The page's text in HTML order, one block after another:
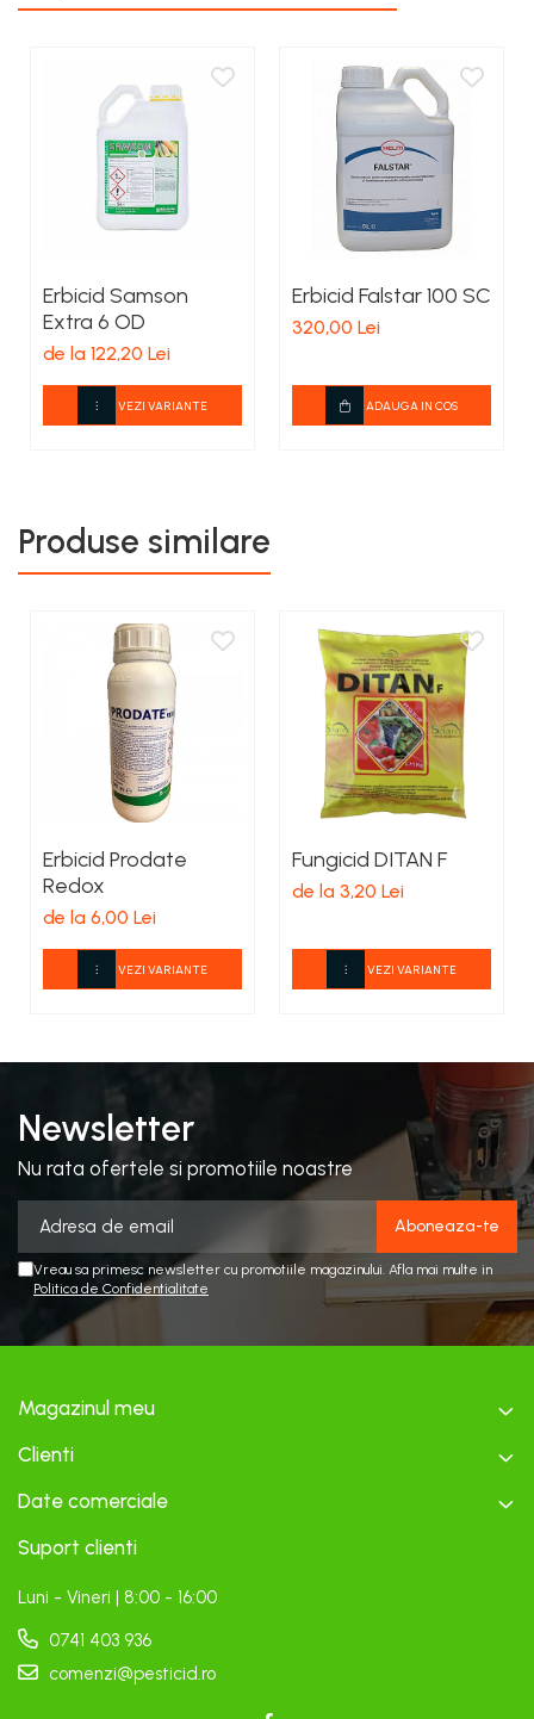
Erbicid Samson
Extra 6 OD
de la 122,20 Lei
VEZI VARIANTE
Erbicid Falstar 100 SC
320,00 Lei
ADAUGA IN COS
Produse similare
Erbicid Prodate
Redox
de la 6,00 Lei
VEZI VARIANTE
Fungicid DITAN F
de la 3,20 Lei
VEZI VARIANTE
Newsletter
Nu rata ofertele si promotiile noastre
Vreau sa primesc newsletter cu promotiile magazinului. Afla mai multe in
Politica de Confidentialitate
Magazinul meu
Clienti
Date comerciale
Suport clienti
Luni - Vineri | 8:00 - 16:00
0741 403 936
comenzi@pesticid.ro